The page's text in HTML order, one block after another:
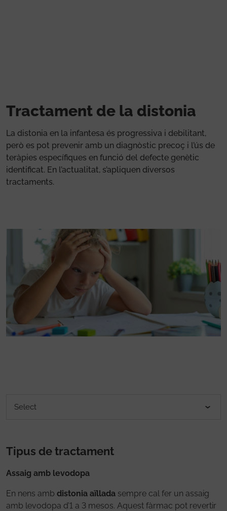
Tractament de la distonia
La distonia en la infantesa és progressiva i debilitant,
però es pot prevenir amb un diagnòstic precoç i l’ús de
teràpies específiques en funció del defecte genètic
identificat. En l’actualitat, s’apliquen diversos
tractaments.
Tipus de tractament
Assaig amb levodopa
En nens amb distonia aïllada sempre cal fer un assaig
amb levodopa d’1 a 3 mesos. Aquest fàrmac pot revertir